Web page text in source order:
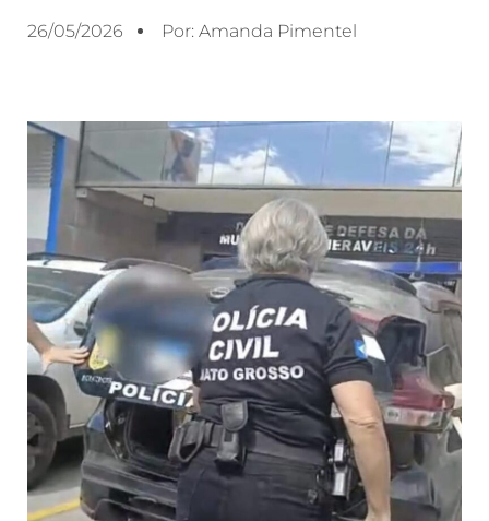
26/05/2026 Por: Amanda Pimentel